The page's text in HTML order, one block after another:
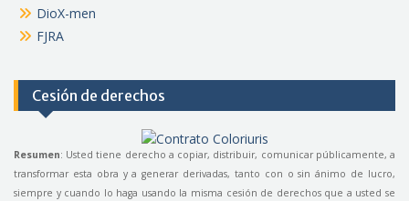
DioX-men
FJRA
Cesión de derechos
Resumen: Usted tiene derecho a copiar, distribuir, comunicar públicamente, a
transformar esta obra y a generar derivadas, tanto con o sin ánimo de lucro,
siempre y cuando lo haga usando la misma cesión de derechos que a usted se